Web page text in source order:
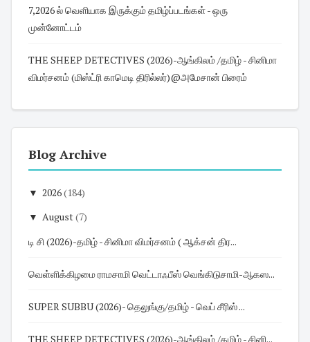
7,2026 ல் வெளியாக இருக்கும் தமிழ்ப்படங்கள் - ஒரு
முன்னோட்டம்
THE SHEEP DETECTIVES (2026)-ஆங்கிலம் /தமிழ் - சினிமா
விமர்சனம் (மிஸ்ட்ரி காமெடி திரில்லர்)@அமேசான் பிரைம்
Blog Archive
▼ 2026(184)
▼ August(7)
டி சி (2026)-தமிழ் - சினிமா விமர்சனம் ( ஆக்சன் திர...
வெள்ளிக்கிழமை ராமசாமி வெட்டாஃபீஸ் வெங்கிடுசாமி-ஆகஸ...
SUPER SUBBU (2026)- தெலுங்கு/தமிழ் - வெப் சீரிஸ் ...
THE SHEEP DETECTIVES (2026)-ஆங்கிலம் /தமிழ் - சினி...